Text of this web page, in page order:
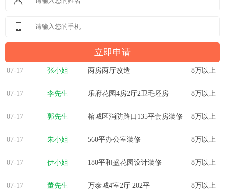
07-17 张小姐 两房两厅改造 8万以上
07-17 李先生 乐府花园4房2厅2卫毛坯房 8万以上
07-17 郭先生 榕城区消防路口135平套房装修 8万以上
07-17 朱小姐 560平办公室装修 8万以上
07-17 伊小姐 180平和盛花园设计装修 8万以上
07-17 董先生 万泰城4室2厅 202平 8万以上